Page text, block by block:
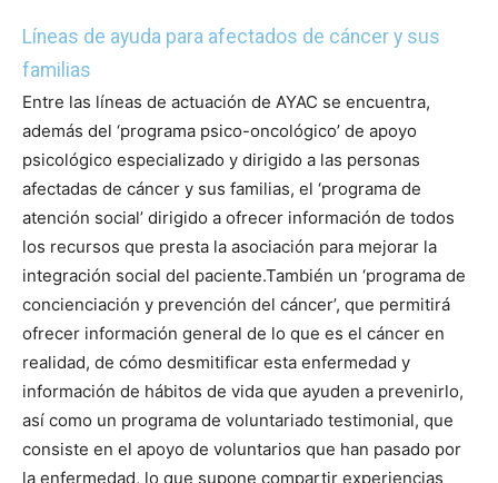
Líneas de ayuda para afectados de cáncer y sus
familias
Entre las líneas de actuación de AYAC se encuentra,
además del ‘programa psico-oncológico’ de apoyo
psicológico especializado y dirigido a las personas
afectadas de cáncer y sus familias, el ‘programa de
atención social’ dirigido a ofrecer información de todos
los recursos que presta la asociación para mejorar la
integración social del paciente.También un ‘programa de
concienciación y prevención del cáncer’, que permitirá
ofrecer información general de lo que es el cáncer en
realidad, de cómo desmitificar esta enfermedad y
información de hábitos de vida que ayuden a prevenirlo,
así como un programa de voluntariado testimonial, que
consiste en el apoyo de voluntarios que han pasado por
la enfermedad, lo que supone compartir experiencias